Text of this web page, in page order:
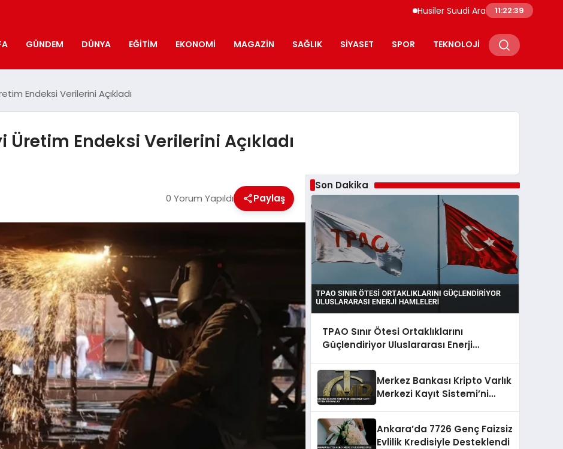
Husiler Suudi Arabistan Necran
11:22:40
GÜNDEM DÜNYA EĞITIM EKONOMI MAGAZIN SAĞLIK SIYASET SPOR TEKNOLOJI
Endeksi Verilerini Açıkladı
Üretim Endeksi Verilerini Açıkladı
0 Yorum Yapıldı Paylaş
Son Dakika
TPAO Sınır Ötesi Ortaklıklarını
Güçlendiriyor Uluslararası Enerji
Merkez Bankası Kripto Varlık
Merkezi Kayıt Sistemi’ni
Ankara’da 7726 Genç Faizsiz
Evlilik Kredisiyle Desteklendi